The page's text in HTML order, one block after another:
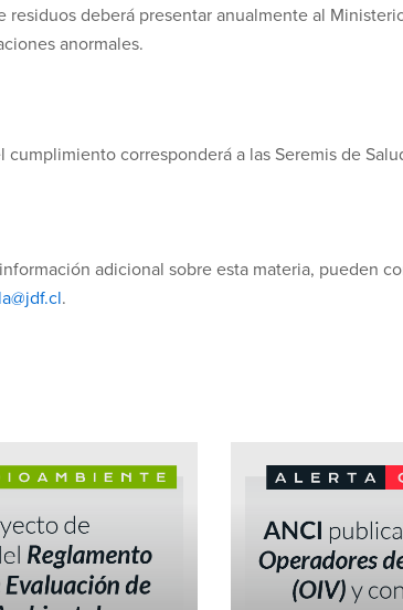
residuos deberá presentar anualmente al
anormales.
cumplimiento corresponderá a las Seremis de
adicional sobre esta materia, pueden
.